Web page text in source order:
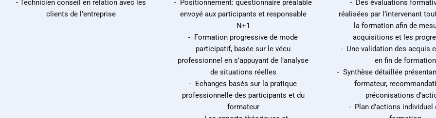
- Technicien conseil en relation avec les
clients de l'entreprise
- Positionnement: questionnaire préalable
envoyé aux participants et responsable
N+1
- Formation progressive de mode
participatif, basée sur le vécu
professionnel en s’appuyant de l’analyse
de situations réelles
- Echanges basés sur la pratique
professionnelle des participants et du
formateur
- Des évaluations
réalisées par l’intervenant
la formation afin de
acquisitions et les
- Une validation des acquis
en fin de formation
- Synthèse détaillée
formateur,
préconisations
- Plan d’actions individuel